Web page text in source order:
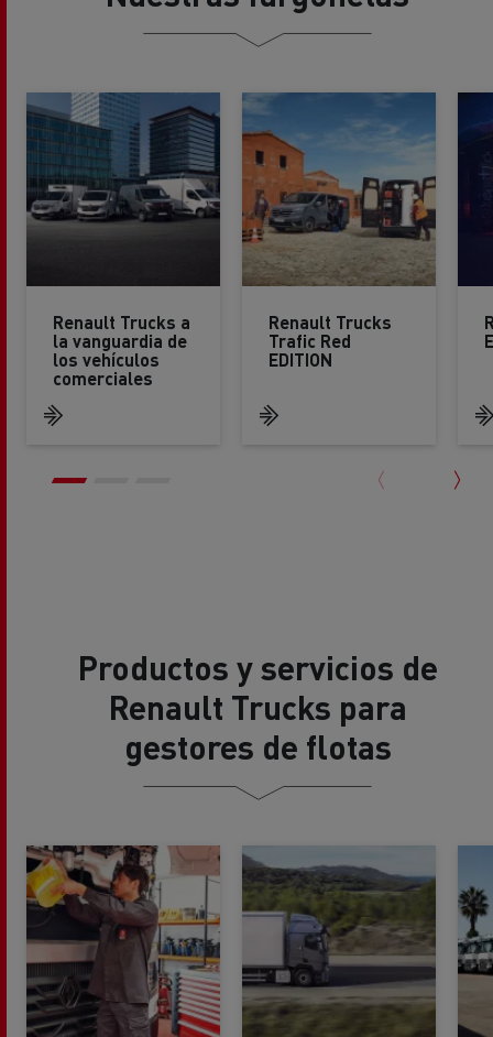
Renault Trucks a
la vanguardia de
los vehículos
comerciales
Renault Trucks
Trafic Red
EDITION
Productos y servicios de
Renault Trucks para
gestores de flotas